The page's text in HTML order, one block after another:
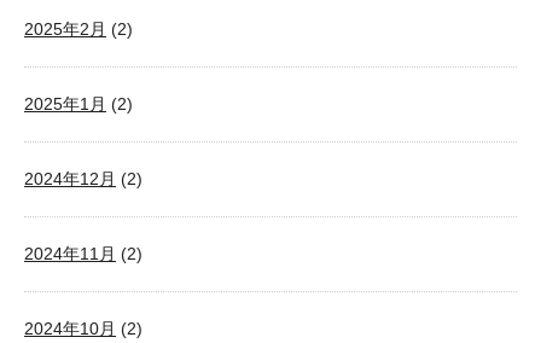
2025年2月 (2)
2025年1月 (2)
2024年12月 (2)
2024年11月 (2)
2024年10月 (2)